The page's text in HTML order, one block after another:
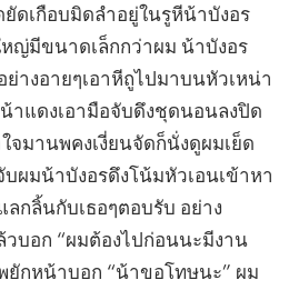
ยัดเกือบมิดลำอยู่ในรูหีน้าบังอร
ญ่มีขนาดเล็กกว่าผม น้าบังอร
างอายๆเอาหีถูไปมาบนหัวเหน่า
าแดงเอามือจับดึงชุดนอนลงปิด
จมานพคงเงี่ยนจัดก็นั่งดูผมเย็ด
ผมน้าบังอรดึงโน้มหัวเอนเข้าหา
กลิ้นกับเธอๆตอบรับ อย่าง
บอก “ผมต้องไปก่อนนะมีงาน
ยักหน้าบอก “น้าขอโทษนะ” ผม